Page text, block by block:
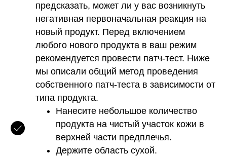
предсказать, может ли у вас возникнуть
негативная первоначальная реакция на
новый продукт. Перед включением
любого нового продукта в ваш режим
рекомендуется провести патч-тест. Ниже
мы описали общий метод проведения
собственного патч-теста в зависимости от
типа продукта.
Нанесите небольшое количество
продукта на чистый участок кожи в
верхней части предплечья.
Держите область сухой.